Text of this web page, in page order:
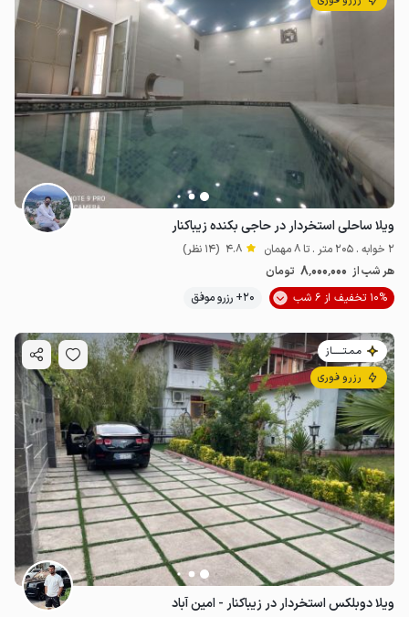
ویلا ساحلی استخردار در حاجی بکنده زیباکنار
2 خوابه . 205 متر . تا 8 مهمان 4.8 (14 نظر)
هر شب از 8٬000٬000 تومان
10% تخفیف از 6 شب
20+ رزرو موفق
مـمـتــــــاز
رزرو فوری
ویلا دوبلکس استخردار در زیباکنار - امین آباد